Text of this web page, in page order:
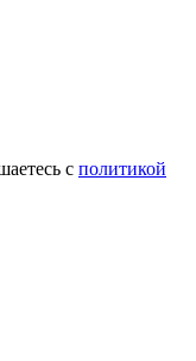
с политикой